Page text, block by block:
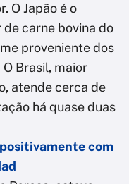
O Japão é o
carne bovina do
proveniente dos
Brasil, maior
atende cerca de
há quase duas
com